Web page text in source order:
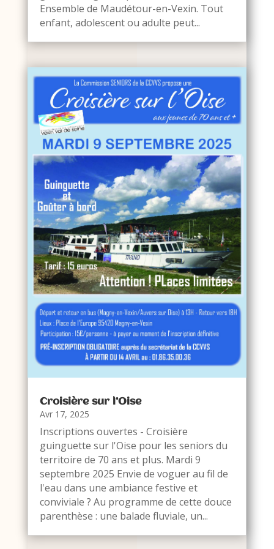
Ensemble de Maudétour-en-Vexin. Tout
enfant, adolescent ou adulte peut...
Croisière sur l’Oise
Avr 17, 2025
Inscriptions ouvertes - Croisière
guinguette sur l'Oise pour les seniors du
territoire de 70 ans et plus. Mardi 9
septembre 2025 Envie de voguer au fil de
l'eau dans une ambiance festive et
conviviale ? Au programme de cette douce
parenthèse : une balade fluviale, un...